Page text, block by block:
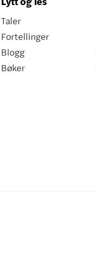
Taler
Fortellinger
Blogg
Bøker